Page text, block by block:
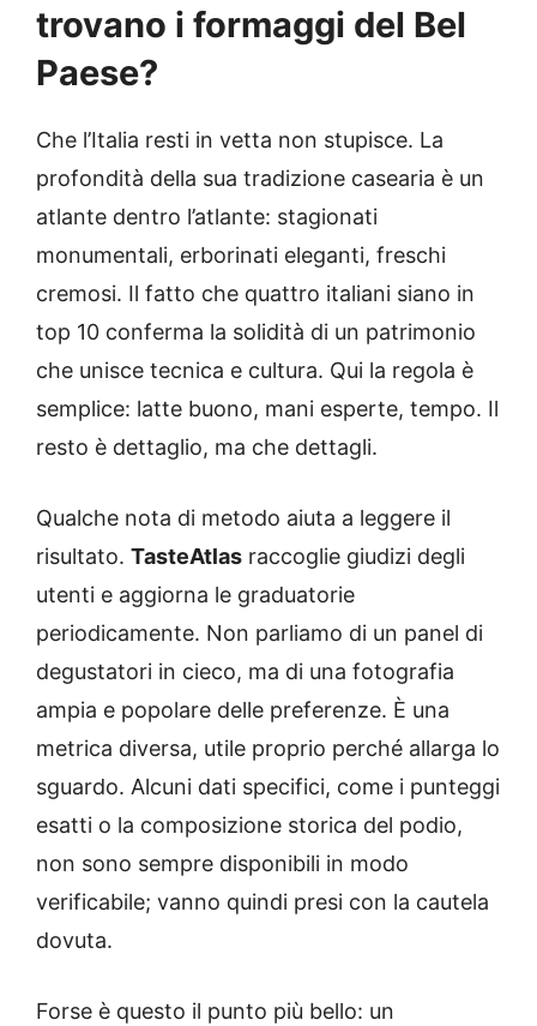
trovano i formaggi del Bel
Paese?
Che l’Italia resti in vetta non stupisce. La
profondità della sua tradizione casearia è un
atlante dentro l’atlante: stagionati
monumentali, erborinati eleganti, freschi
cremosi. Il fatto che quattro italiani siano in
top 10 conferma la solidità di un patrimonio
che unisce tecnica e cultura. Qui la regola è
semplice: latte buono, mani esperte, tempo. Il
resto è dettaglio, ma che dettagli.
Qualche nota di metodo aiuta a leggere il
risultato. TasteAtlas raccoglie giudizi degli
utenti e aggiorna le graduatorie
periodicamente. Non parliamo di un panel di
degustatori in cieco, ma di una fotografia
ampia e popolare delle preferenze. È una
metrica diversa, utile proprio perché allarga lo
sguardo. Alcuni dati specifici, come i punteggi
esatti o la composizione storica del podio,
non sono sempre disponibili in modo
verificabile; vanno quindi presi con la cautela
dovuta.
Forse è questo il punto più bello: un